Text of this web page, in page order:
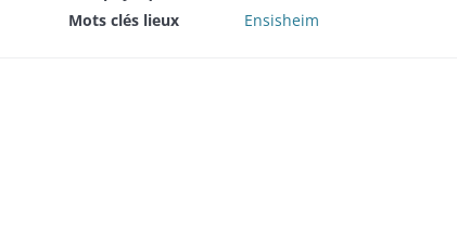
Mots clés lieux Ensisheim